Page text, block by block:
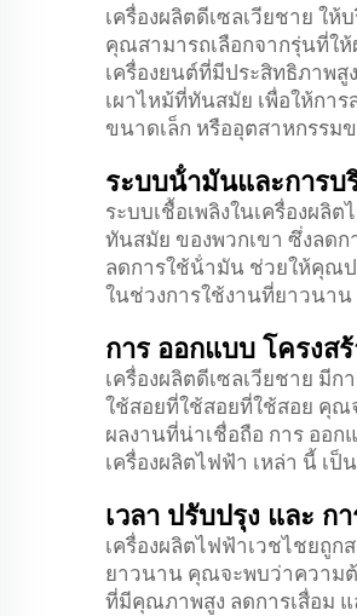
เครื่องผลิตดีเซลเวียชาย ใ
คุณสามารถเลือกจากรุ่นที่ให้
เครื่องยนต์ที่มีประสิทธิภาพสู
เผาไหม้ที่ทันสมัย เพื่อให้กา
ขนาดเล็ก หรืออุตสาหกรรม
ระบบน้ํามันและการบ
ระบบเชื้อเพลิงในเครื่องผ
ทันสมัย ของพวกเขา ซึ่งลด
ลดการใช้น้ํามัน ช่วยให้คุณป
ในช่วงการใช้งานที่ยาวนา
การ ออกแบบ โครงส
เครื่องผลิตดีเซลเวียชาย มี
ใช้สอยที่ใช้สอยที่ใช้สอย คุณ
ผลงานที่น่าเชื่อถือ การ ออก
เครื่องผลิตไฟฟ้า เหล่า นี้ เป็
เวลา ปรับปรุง และ ก
เครื่องผลิตไฟฟ้าเวชไชยถูก
ยาวนาน คุณจะพบว่าความต้
ที่มีคุณภาพสูง ลดการเสื่อม แ